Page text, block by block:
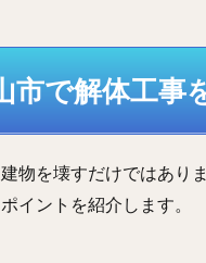
市で解体工事
物を壊すだけではあり
イントを紹介します。